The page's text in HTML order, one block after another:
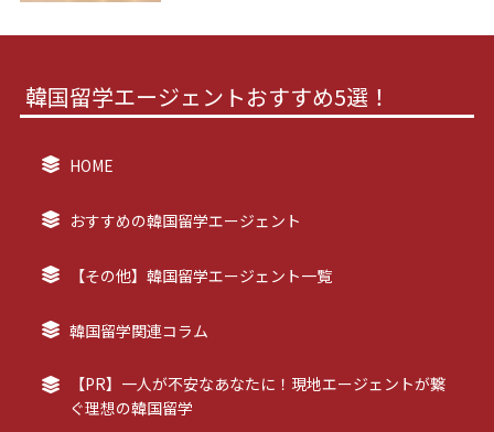
韓国留学エージェントおすすめ5選！
HOME
おすすめの韓国留学エージェント
【その他】韓国留学エージェント一覧
韓国留学関連コラム
【PR】一人が不安なあなたに！現地エージェントが繋
ぐ理想の韓国留学